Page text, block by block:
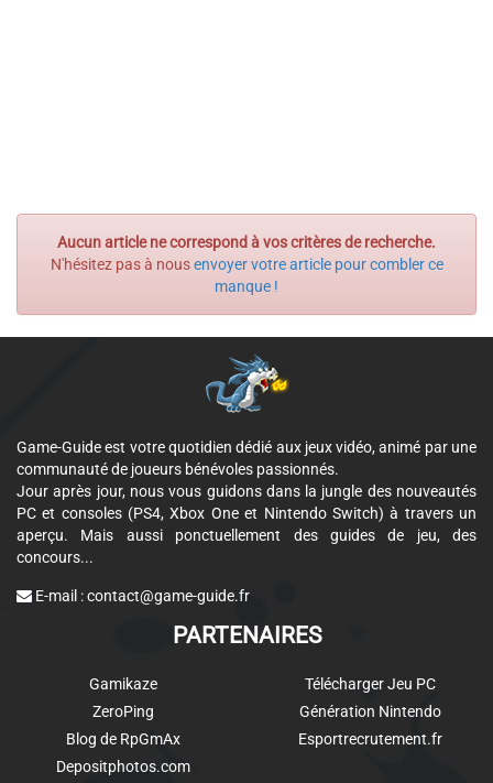
Aucun article ne correspond à vos critères de recherche.
N'hésitez pas à nousenvoyer votre article pour combler ce
manque !
Game-Guide est votre quotidien dédié aux jeux vidéo, animé par une
communauté de joueurs bénévoles passionnés.
Jour après jour, nous vous guidons dans la jungle des nouveautés
PC et consoles (PS4, Xbox One et Nintendo Switch) à travers un
aperçu. Mais aussi ponctuellement des guides de jeu, des
concours...
E-mail :contact@game-guide.fr
PARTENAIRES
Gamikaze
ZeroPing
Blog de RpGmAx
Depositphotos.com
Télécharger Jeu PC
Génération Nintendo
Esportrecrutement.fr